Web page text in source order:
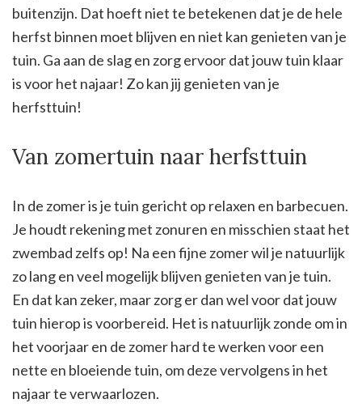
buitenzijn. Dat hoeft niet te betekenen dat je de hele
herfst binnen moet blijven en niet kan genieten van je
tuin. Ga aan de slag en zorg ervoor dat jouw tuin klaar
is voor het najaar! Zo kan jij genieten van je
herfsttuin!
Van zomertuin naar herfsttuin
In de zomer is je tuin gericht op relaxen en barbecuen.
Je houdt rekening met zonuren en misschien staat het
zwembad zelfs op! Na een fijne zomer wil je natuurlijk
zo lang en veel mogelijk blijven genieten van je tuin.
En dat kan zeker, maar zorg er dan wel voor dat jouw
tuin hierop is voorbereid. Het is natuurlijk zonde om in
het voorjaar en de zomer hard te werken voor een
nette en bloeiende tuin, om deze vervolgens in het
najaar te verwaarlozen.